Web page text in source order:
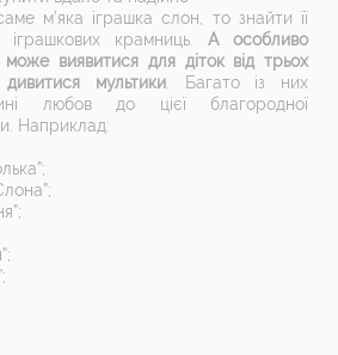
м’яка іграшка слон, то знайти її
крамниць. А особливо
виявитися для діток від трьох
мультики. Багато із них
любов до цієї благородної
Наприклад: